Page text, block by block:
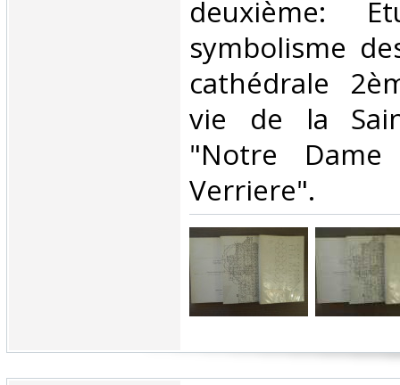
deuxième:
symbolisme
cathédrale
vie de la
"Notre
Verriere".‎